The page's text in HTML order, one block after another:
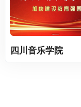
四川音乐学院